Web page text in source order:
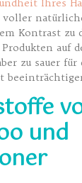
Ihres
voller
Kontrast zu
auf
zu sauer
und